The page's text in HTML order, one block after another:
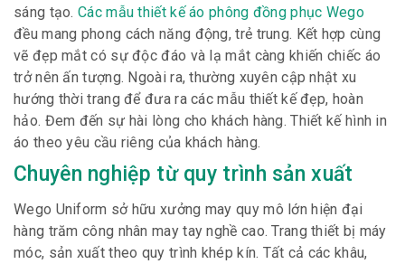
sáng tạo. Các mẫu thiết kế áo phông đồng phục Wego
đều mang phong cách năng động, trẻ trung. Kết hợp cùng
vẽ đẹp mắt có sự độc đáo và lạ mắt càng khiến chiếc áo
trở nên ấn tượng. Ngoài ra, thường xuyên cập nhật xu
hướng thời trang để đưa ra các mẫu thiết kế đẹp, hoàn
hảo. Đem đến sự hài lòng cho khách hàng. Thiết kế hình in
áo theo yêu cầu riêng của khách hàng.
Chuyên nghiệp từ quy trình sản xuất
Wego Uniform sở hữu xưởng may quy mô lớn hiện đại
hàng trăm công nhân may tay nghề cao. Trang thiết bị máy
móc, sản xuất theo quy trình khép kín. Tất cả các khâu,